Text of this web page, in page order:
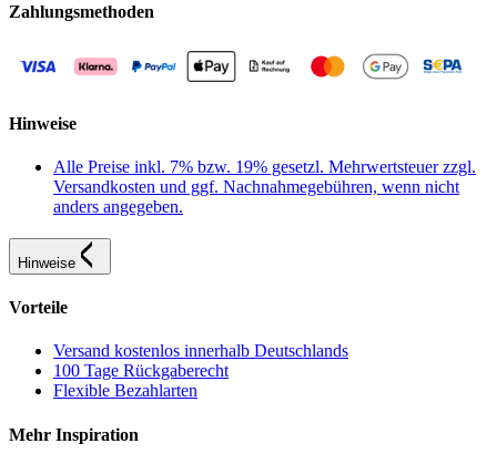
Zahlungsmethoden
Hinweise
Alle Preise inkl. 7% bzw. 19% gesetzl. Mehrwertsteuer zzgl.
Versandkosten und ggf. Nachnahmegebühren, wenn nicht
anders angegeben.
Hinweise
Vorteile
Versand kostenlos innerhalb Deutschlands
100 Tage Rückgaberecht
Flexible Bezahlarten
Mehr Inspiration